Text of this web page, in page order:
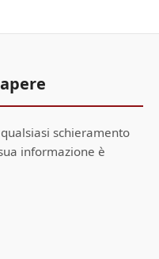
schieramento
informazione è